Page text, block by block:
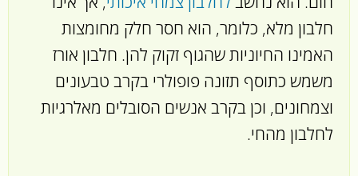
חלבון מלא, כלומר, הוא חסר חלק מחומצות
האמינו החיוניות שהגוף זקוק להן. חלבון אורז
משמש כתוסף תזונה פופולרי בקרב טבעונים
וצמחונים, וכן בקרב אנשים הסובלים מאלרגיות
לחלבון מהחי.